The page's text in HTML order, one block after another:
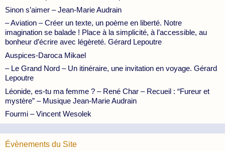
Sinon s’aimer – Jean-Marie Audrain
– Aviation – Créer un texte, un poème en liberté. Notre
imagination se balade ! Place à la simplicité, à l’accessible, au
bonheur d’écrire avec légèreté. Gérard Lepoutre
Auspices-Daroca Mikael
– Le Grand Nord – Un itinéraire, une invitation en voyage. Gérard
Lepoutre
Léonide, es-tu ma femme ? – René Char – Recueil : “Fureur et
mystère” – Musique Jean-Marie Audrain
Fourmi – Vincent Wesolek
Évènements du Site